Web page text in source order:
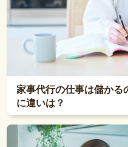
家事代行の仕事は儲かる
に違いは？